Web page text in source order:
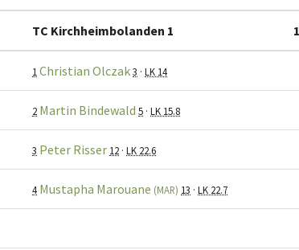
TC Kirchheimbolanden 1
1 Christian Olczak3 · LK 14
2 Martin Bindewald 5 · LK 15.8
3 Peter Risser 12 · LK 22.6
4 Mustapha Marouane (MAR) 13 · LK 22.7